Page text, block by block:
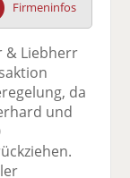
F
ac
e
b
o
o
te
tt
er
n
Li
n
k
e
di
n
il
E
m
ai
v
er
n
ck
e
n
Firmeninfos
& Liebherr
da
und